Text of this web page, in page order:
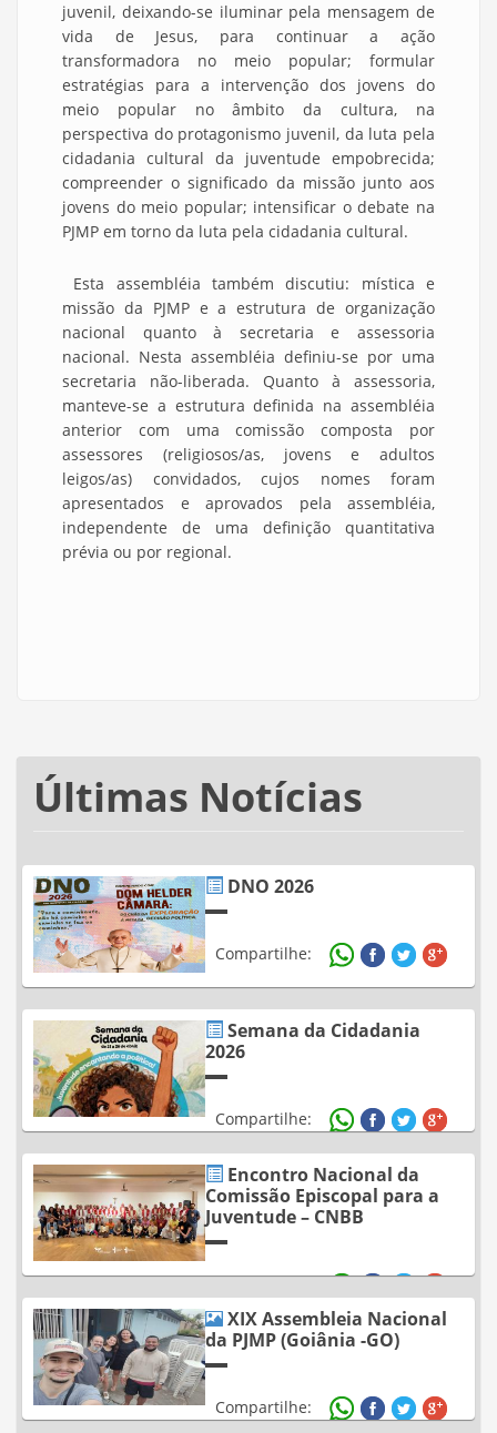
juvenil, deixando-se iluminar pela mensagem de
vida de Jesus, para continuar a ação
transformadora no meio popular; formular
estratégias para a intervenção dos jovens do
meio popular no âmbito da cultura, na
perspectiva do protagonismo juvenil, da luta pela
cidadania cultural da juventude empobrecida;
compreender o significado da missão junto aos
jovens do meio popular; intensificar o debate na
PJMP em torno da luta pela cidadania cultural.
Esta assembléia também discutiu: mística e
missão da PJMP e a estrutura de organização
nacional quanto à secretaria e assessoria
nacional. Nesta assembléia definiu-se por uma
secretaria não-liberada. Quanto à assessoria,
manteve-se a estrutura definida na assembléia
anterior com uma comissão composta por
assessores (religiosos/as, jovens e adultos
leigos/as) convidados, cujos nomes foram
apresentados e aprovados pela assembléia,
independente de uma definição quantitativa
prévia ou por regional.
Últimas Notícias
DNO 2026
Compartilhe:
Semana da Cidadania
2026
Compartilhe:
Encontro Nacional da
Comissão Episcopal para a
Juventude – CNBB
Compartilhe:
XIX Assembleia Nacional
da PJMP (Goiânia -GO)
Compartilhe: